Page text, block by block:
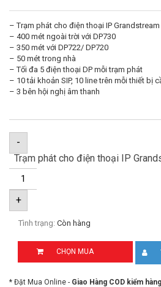
– Trạm phát cho điện thoại IP Grandstream
– 400 mét ngoài trời với DP730
– 350 mét với DP722/ DP720
– 50 mét trong nhà
– Tối đa 5 điện thoại DP mỗi trạm phát
– 10 tải khoản SIP, 10 line trên mỗi thiết bị
– 3 bên hội nghị âm thanh
-
Trạm phát cho điện thoại IP
+
Tình trạng: Còn hàng
CHỌN MUA
* Đặt Mua Online - Giao Hàng COD kiểm